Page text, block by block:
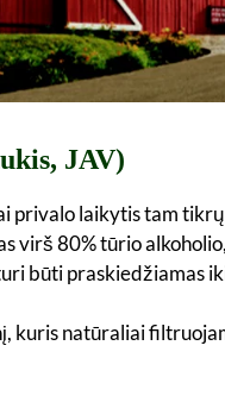
JAV)
privalo laikytis tam
virš 80% tūrio
būti praskiedžiamas
kuris natūraliai